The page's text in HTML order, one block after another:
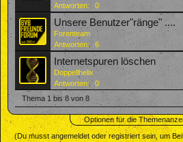
Antworten:
0
Unsere Benutzer"ränge" ....
Forenteam
Antworten:
6
Internetspuren löschen
Doppellhelix
Antworten:
0
Thema 1 bis 8 von 8
Optionen für die
(Du musst angemeldet oder registriert sein, um